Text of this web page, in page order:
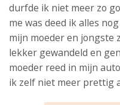
durfde ik niet meer zo
me was deed ik alles
mijn moeder en jongste
lekker gewandeld en
moeder reed in mijn
ik zelf niet meer prettig